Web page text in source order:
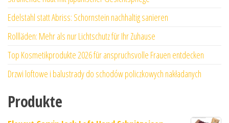
Edelstahl statt Abriss: Schornstein nachhaltig sanieren
Rollläden: Mehr als nur Lichtschutz für Ihr Zuhause
Top Kosmetikprodukte 2026 für anspruchsvolle Frauen entdecken
Drzwi loftowe i balustrady do schodów policzkowych nakładanych
Produkte